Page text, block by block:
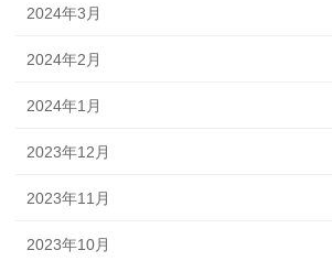
2024年3月
2024年2月
2024年1月
2023年12月
2023年11月
2023年10月